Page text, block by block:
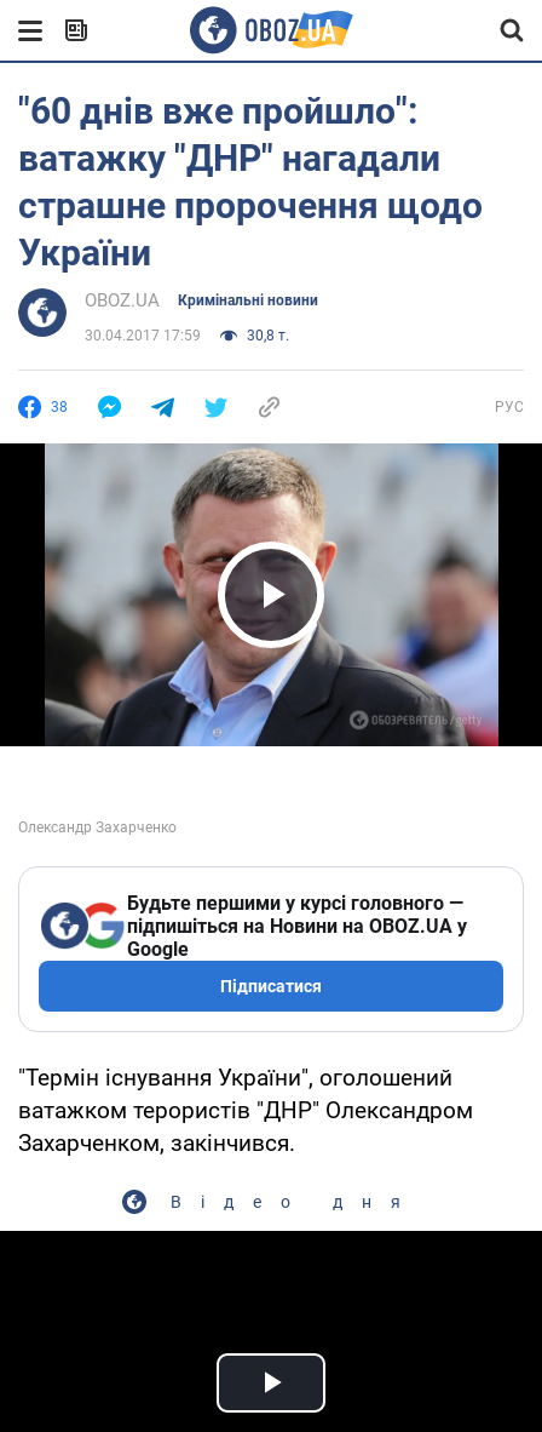
"60 днів вже пройшло":
ватажку "ДНР" нагадали
страшне пророчення щодо
України
OBOZ.UA Кримінальні новини
30.04.2017 17:59 30,8 т.
38 РУС
Play Video
Будьте першими у курсі головного —
підпишіться на Новини на OBOZ.UA у
Google
Підписатися
"Термін існування України", оголошений
ватажком терористів "ДНР" Олександром
Захарченком, закінчився.
Відео дня
Play Video